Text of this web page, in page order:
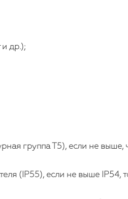
и др.);
группа Т5), если не выше,
(IP55), если не выше IP54,